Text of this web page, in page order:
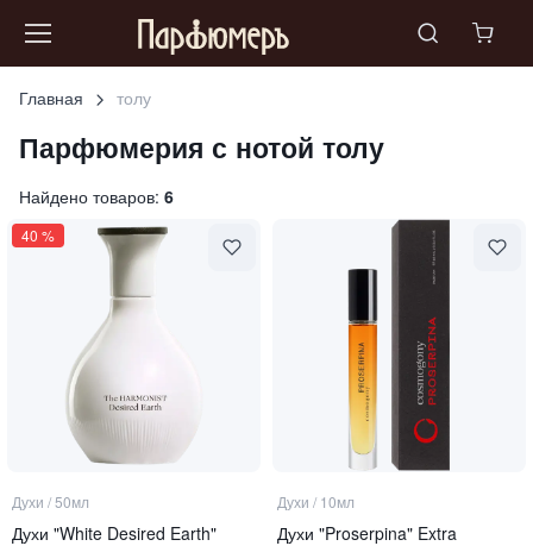
Главная толу
Парфюмерия с нотой толу
Найдено товаров: 6
40 %
Духи /50мл
Духи "White Desired Earth"
Духи / 10мл
Духи "Proserpina" Extra